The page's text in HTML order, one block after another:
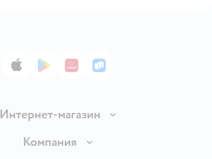
App StoreGoogle Play
AppGallery
RuStore
Интернет-магазин
Доставка и оплата
Компания